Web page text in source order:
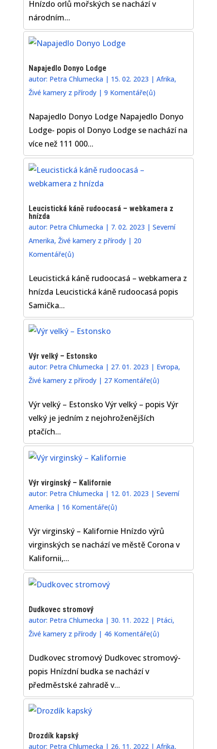
Hnízdo orlů mořských se nachází v
národním...
Napajedlo Donyo Lodge
autor: Petra Chlumecka | 15. 02. 2023 |Afrika,
Živé kamery z přírody |9 Komentáře(ů)
Napajedlo Donyo Lodge Napajedlo Donyo
Lodge- popis ol Donyo Lodge se nachází na
více než 111 000...
Leucistická káně rudoocasá – webkamera z
hnízda
autor: Petra Chlumecka | 7. 02. 2023 |Severní
Amerika,Živé kamery z přírody | 20
Komentáře(ů)
Leucistická káně rudoocasá – webkamera z
hnízda Leucistická káně rudoocasá popis
Samička...
Výr velký – Estonsko
autor: Petra Chlumecka | 27. 01. 2023 | Evropa,
Živé kamery z přírody | 27 Komentáře(ů)
Výr velký – Estonsko Výr velký – popis Výr
velký je jedním z nejohroženějších
ptačích...
Výr virginský – Kalifornie
autor: Petra Chlumecka | 12. 01. 2023 |Severní
Amerika | 16 Komentáře(ů)
Výr virginský – Kalifornie Hnízdo výrů
virginských se nachází ve městě Corona v
Kalifornii,...
Dudkovec stromový
autor: Petra Chlumecka |30. 11. 2022 | Ptáci,
Živé kamery z přírody | 46 Komentáře(ů)
Dudkovec stromový Dudkovec stromový-
popis Hnízdní budka se nachází v
předměstské zahradě v...
Drozdík kapský
autor: Petra Chlumecka | 26. 11. 2022 |Afrika,